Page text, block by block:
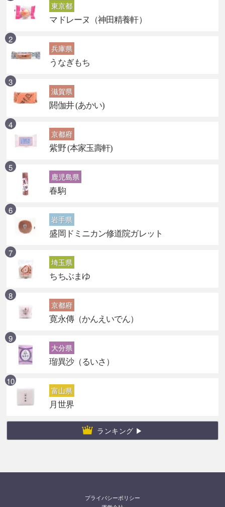
東京都
マドレーヌ（神田精養軒）
兵庫県
うなぎもち
滋賀県
閼伽井 (あかい)
京都府
紫野 (本家玉壽軒)
鹿児島県
春駒
岩手県
盛岡ドミニカン修道院ガレット
埼玉県
ちちぶまゆ
京都府
寛永傳（かんえいでん）
大分県
瑠異沙（るいさ）
富山県
月世界
ランキング ▶
プライバシーポリシー